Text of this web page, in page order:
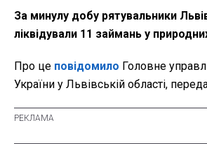
За минулу добу рятувальники
ліквідували 11 займань у
Про це повідомило Головне
України у Львівській області,